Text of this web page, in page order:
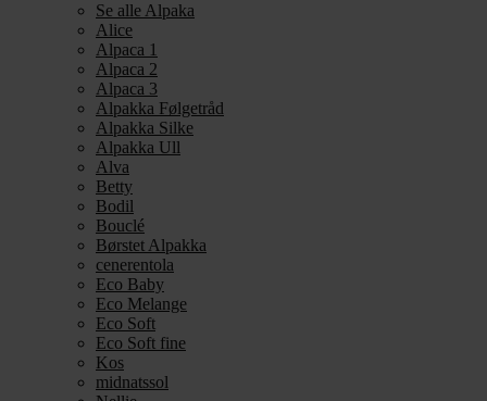
Se alle Alpaka
Alice
Alpaca 1
Alpaca 2
Alpaca 3
Alpakka Følgetråd
Alpakka Silke
Alpakka Ull
Alva
Betty
Bodil
Bouclé
Børstet Alpakka
cenerentola
Eco Baby
Eco Melange
Eco Soft
Eco Soft fine
Kos
midnatssol